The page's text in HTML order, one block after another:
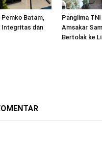
Batam,
Integritas dan
Panglima TNI
Amsakar
Bertolak ke